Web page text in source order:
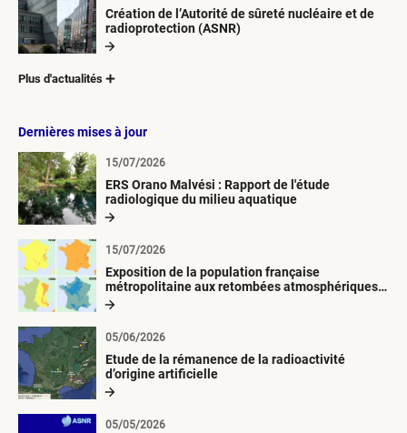
Création de l’Autorité de sûreté nucléaire et de
radioprotection (ASNR)
Plus d'actualités
Dernières mises à jour
ERS Orano Malvési : Rapport de l'étude
radiologique du milieu aquatique
15/07/2026
Exposition de la population française
métropolitaine aux retombées atmosphériques
radioactives depuis 1945
15/07/2026
Etude de la rémanence de la radioactivité
d’origine artificielle
05/06/2026
05/05/2026